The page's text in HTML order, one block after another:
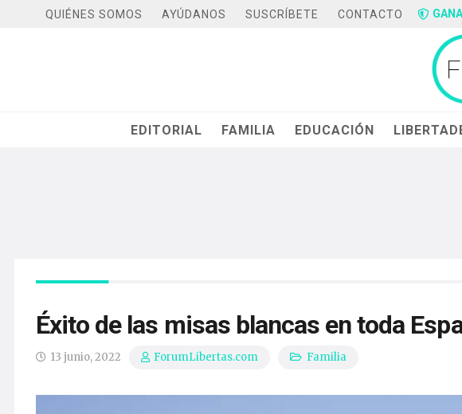
QUIÉNES SOMOS AYÚDANOS SUSCRÍBETE CONTACTO
EDITORIAL FAMILIA EDUCACIÓN
Éxito de las misas blancas en toda
13 junio, 2022 ForumLibertas.com Familia